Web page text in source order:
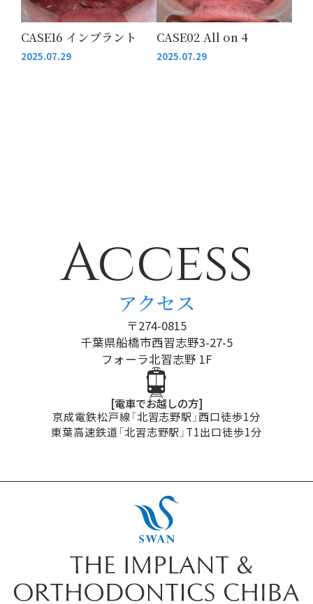
CASE16 インプラント
2025.07.29
CASE02 All on 4
2025.07.29
Access
アクセス
〒274-0815
千葉県船橋市西習志野3-27-5
フォーラ北習志野 1F
[電車でお越しの方]
京成電鉄松戸線「北習志野駅」西口徒歩1分
東葉高速鉄道「北習志野駅」T1出口徒歩1分